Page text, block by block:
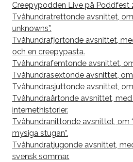
Creepypodden Live på Poddfest
Tvåhundratrettonde avsnittet,
unknowns”.
Tvåhundrafjortonde avsnittet,
och en creepypasta.
Tvåhundrafemtonde avsnittet,
Tvåhundrasextonde avsnittet,
Tvåhundrasjuttonde avsnittet,
Tvåhundraårtonde avsnittet,
internethistorier.
Tvåhundranittonde avsnittet, om
mysiga stugan”.
Tvåhundratjugonde avsnittet,
svensk sommar.